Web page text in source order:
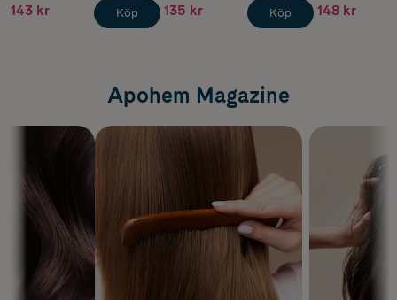
143 kr Köp 135 kr Köp 148 kr
Apohem Magazine